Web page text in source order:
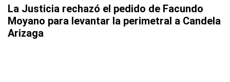
La Justicia rechazó el pedido de Facundo
Moyano para levantar la perimetral a Candela
Arizaga